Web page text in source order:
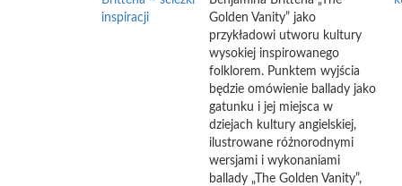
inspiracji
Golden Vanity” jako
przykładowi utworu kultury
wysokiej inspirowanego
folklorem. Punktem wyjścia
będzie omówienie ballady jako
gatunku i jej miejsca w
dziejach kultury angielskiej,
ilustrowane różnorodnymi
wersjami i wykonaniami
ballady „The Golden Vanity”,